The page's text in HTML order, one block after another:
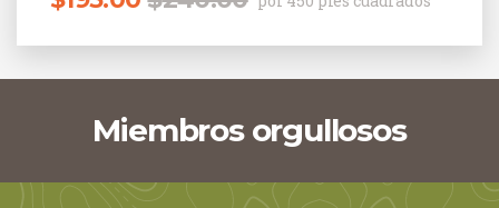
Miembros orgullosos